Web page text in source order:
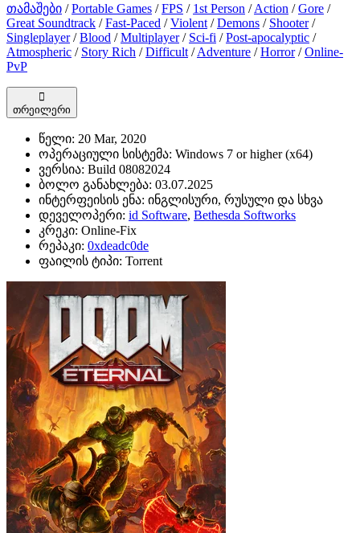
თამაშები /Portable Games /FPS / 1st Person /Action /Gore /
Great Soundtrack /Fast-Paced /Violent /Demons / Shooter/
Singleplayer/Blood /Multiplayer/ Sci-fi /Post-apocalyptic /
Atmospheric / Story Rich /Difficult /Adventure /Horror/Online-
PvP
თრეილერი
წელი: 20 Mar, 2020
ოპერაციული სისტემა: Windows 7 or higher (x64)
ვერსია: Build 08082024
ბოლო განახლება: 03.07.2025
ინტერფეისის ენა: ინგლისური, რუსული და სხვა
დეველოპერი: id Software, Bethesda Softworks
კრეკი: Online-Fix
რეპაკი: 0xdeadc0de
ფაილის ტიპი: Torrent